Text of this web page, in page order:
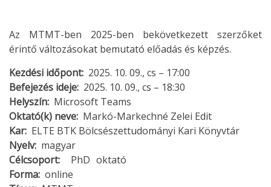
Az MTMT-ben 2025-ben bekövetkezett szerzőket
érintő változásokat bemutató előadás és képzés.
Kezdési időpont 2025. 10. 09., cs – 17:00
Befejezés ideje 2025. 10. 09., cs – 18:30
Helyszín Microsoft Teams
Oktató(k) neve Markó-Markechné Zelei Edit
Kar ELTE BTK Bölcsészettudományi Kari Könyvtár
Nyelv magyar
Célcsoport
PhD oktató
Forma online